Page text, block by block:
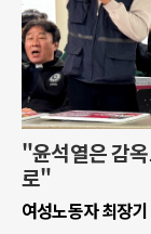
"윤석열은 감
로"
여성노동자 최장